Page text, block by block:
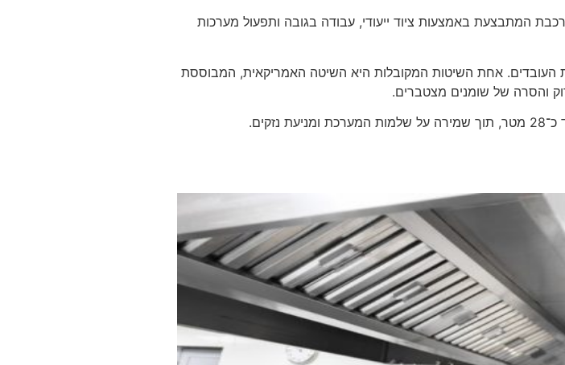
המתבצעת באמצעות ציוד ייעודי, עבודה בגובה ותפעול מערכות
העובדים. אחת השיטות המקובלות היא השיטה האמריקאית, המבוססת
והסרה של שומנים מצטברים.